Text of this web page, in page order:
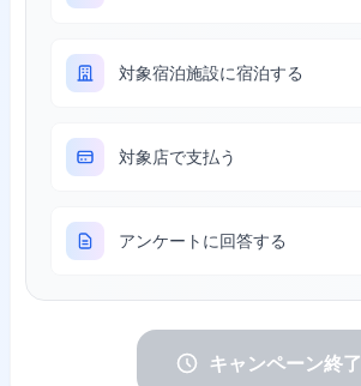
対象宿泊施設に宿泊する
対象店で支払う
アンケートに回答する
キャンペーン終了